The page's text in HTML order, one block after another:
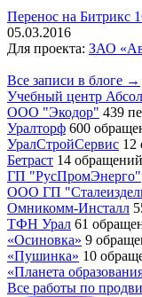
Перенос на Битрикс
05.03.2016
Для проекта: ЗАО
Все записи в блоге →
Учебный центр
ООО "Экодор" 439
Уралторф 600
УралСтройСервис 12
Бетраст 14
ГП "РусПромЭнерго"
ООО ГП
Омникомм-Инсталл
ТФН Урал 61
«Осиновка» 9
«Пушинка» 10
«Планета
Все работы по